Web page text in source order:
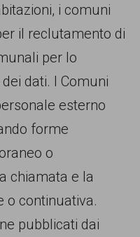
i comuni
il reclutamento di
per lo
dati. I Comuni
esterno
forme
o
chiamata e la
o continuativa.
pubblicati dai